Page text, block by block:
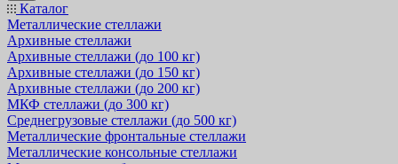
Каталог
Металлические стеллажи
Архивные стеллажи
Архивные стеллажи (до 100 кг)
Архивные стеллажи (до 150 кг)
Архивные стеллажи (до 200 кг)
МКФ стеллажи (до 300 кг)
Среднегрузовые стеллажи (до 500 кг)
Металлические фронтальные стеллажи
Металлические консольные стеллажи